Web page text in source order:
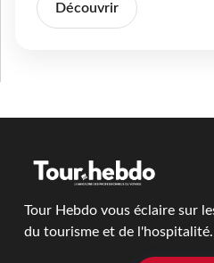
Découvrir
Tour Hebdo vous éclaire sur
du tourisme et de l'hospitalité.